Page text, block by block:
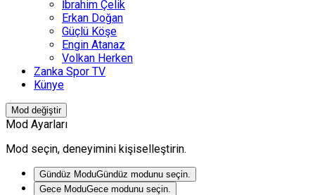
İbrahim Çelik
Erkan Doğan
Güçlü Köşe
Engin Atanaz
Volkan Herken
Zanka Spor TV
Künye
Mod değiştir
Mod Ayarları
Mod seçin, deneyimini kişiselleştirin.
Gündüz ModuGündüz modunu seçin.
Gece ModuGece modunu seçin.